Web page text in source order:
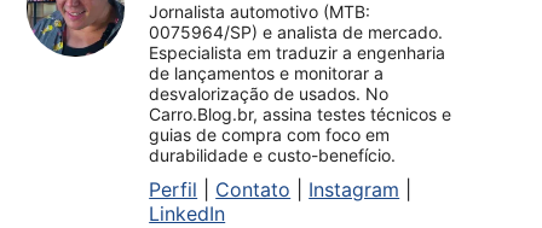
Jornalista automotivo (MTB:
0075964/SP) e analista de mercado.
Especialista em traduzir a engenharia
de lançamentos e monitorar a
desvalorização de usados. No
Carro.Blog.br, assina testes técnicos e
guias de compra com foco em
durabilidade e custo-benefício.
Perfil Contato Instagram
LinkedIn